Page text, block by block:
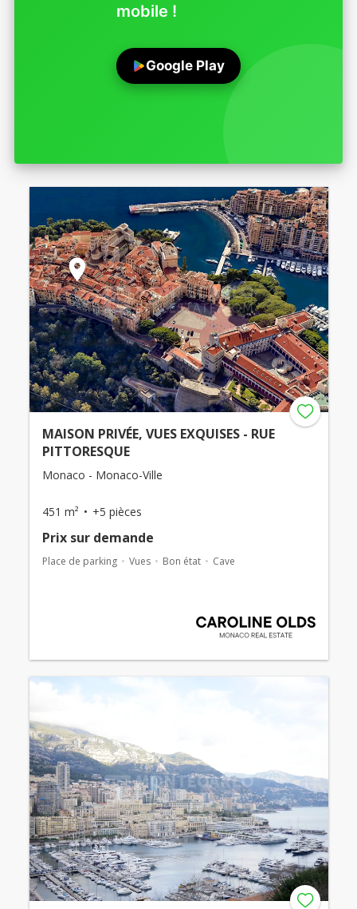
mobile !
Google Play
MAISON PRIVÉE, VUES EXQUISES - RUE
PITTORESQUE
Monaco - Monaco-Ville
451 m² +5 pièces
Prix ​​sur demande
Place de parking Vues Bon état Cave